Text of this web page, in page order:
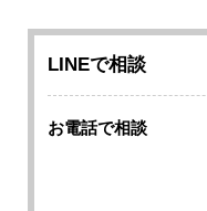
LINEで相談
お電話で相談